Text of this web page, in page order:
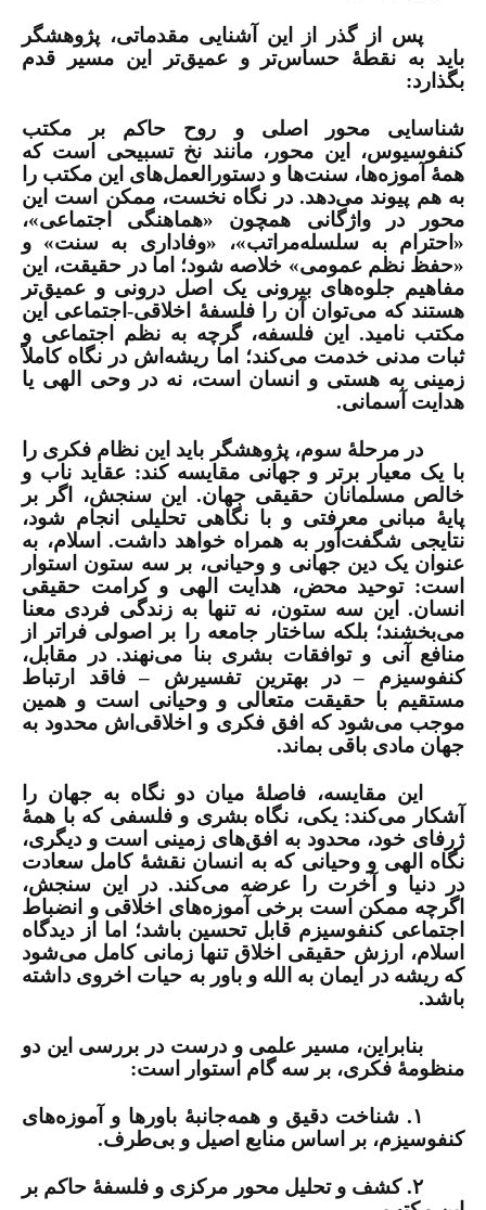
پس از گذر از این آشنایی مقدماتی، پژوهشگر
باید به نقطۀ حساس‌تر و عمیق‌تر این مسیر قدم
بگذارد:
شناسایی محور اصلی و روح حاکم بر مکتب
کنفوسیوس، این محور، مانند نخ تسبیحی است که
همۀ آموزه‌ها، سنت‌ها و دستورالعمل‌های این مکتب را
به هم پیوند می‌دهد. در نگاه نخست، ممکن است این
محور در واژگانی همچون «هماهنگی اجتماعی»،
«احترام به سلسله‌مراتب»، «وفاداری به سنت» و
«حفظ نظم عمومی» خلاصه شود؛ اما در حقیقت، این
مفاهیم جلوه‌های بیرونی یک اصل درونی و عمیق‌تر
هستند که می‌توان آن را فلسفۀ اخلاقی-اجتماعی این
مکتب نامید. این فلسفه، گرچه به نظم اجتماعی و
ثبات مدنی خدمت می‌کند؛ اما ریشه‌اش در نگاه کاملاً
زمینی به هستی و انسان است، نه در وحی الهی یا
هدایت آسمانی.
در مرحلۀ سوم، پژوهشگر باید این نظام فکری را
با یک معیار برتر و جهانی مقایسه کند: عقاید ناب و
خالص مسلمانان حقیقی جهان. این سنجش، اگر بر
پایۀ مبانی معرفتی و با نگاهی تحلیلی انجام شود،
نتایجی شگفت‌آور به همراه خواهد داشت. اسلام، به
عنوان یک دین جهانی و وحیانی، بر سه ستون استوار
است: توحید محض، هدایت الهی و کرامت حقیقی
انسان. این سه ستون، نه تنها به زندگی فردی معنا
می‌بخشند؛ بلکه ساختار جامعه را بر اصولی فراتر از
منافع آنی و توافقات بشری بنا می‌نهند. در مقابل،
کنفوسیزم – در بهترین تفسیرش – فاقد ارتباط
مستقیم با حقیقت متعالی و وحیانی است و همین
موجب می‌شود که افق فکری و اخلاقی‌اش محدود به
جهان مادی باقی بماند.
این مقایسه، فاصلۀ میان دو نگاه به جهان را
آشکار می‌کند: یکی، نگاه بشری و فلسفی که با همۀ
ژرفای خود، محدود به افق‌های زمینی است و دیگری،
نگاه الهی و وحیانی که به انسان نقشۀ کامل سعادت
در دنیا و آخرت را عرضه می‌کند. در این سنجش،
اگرچه ممکن است برخی آموزه‌های اخلاقی و انضباط
اجتماعی کنفوسیزم قابل تحسین باشد؛ اما از دیدگاه
اسلام، ارزش حقیقی اخلاق تنها زمانی کامل می‌شود
که ریشه در ایمان به الله و باور به حیات اخروی داشته
باشد.
بنابراین، مسیر علمی و درست در بررسی این دو
منظومۀ فکری، بر سه گام استوار است:
۱. شناخت دقیق و همه‌جانبۀ باورها و آموزه‌های
کنفوسیزم، بر اساس منابع اصیل و بی‌طرف.
۲. کشف و تحلیل محور مرکزی و فلسفۀ حاکم بر